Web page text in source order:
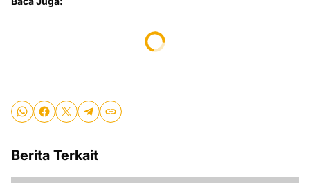
Berita Terkait